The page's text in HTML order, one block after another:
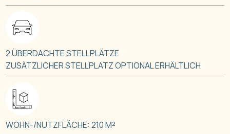
2 ÜBERDACHTE STELLPLÄTZE
ZUSÄTZLICHER STELLPLATZ OPTIONAL ERHÄLTLICH
WOHN-/NUTZFLÄCHE: 210 M²